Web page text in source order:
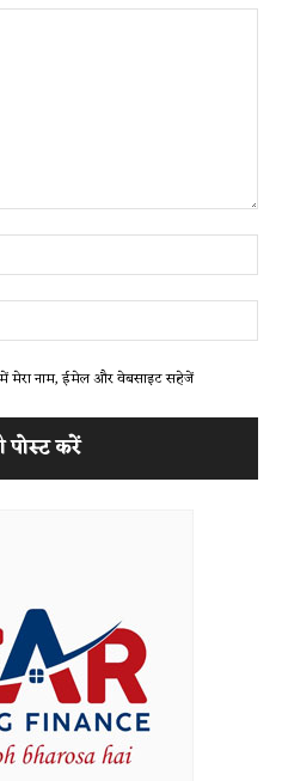
में मेरा नाम, ईमेल और वेबसाइट सहेजें